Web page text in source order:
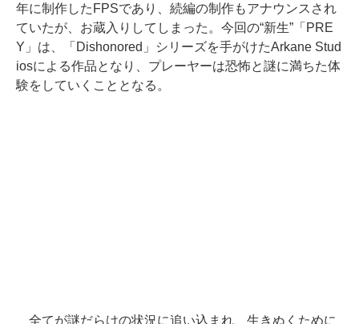
年に制作したFPSであり、続編の制作もアナウンスされ
ていたが、お蔵入りしてしまった。今回の“新生”「PRE
Y」は、「Dishonored」シリーズを手がけたArkane Stud
iosによる作品となり、プレーヤーは恐怖と謎に満ちた体
験をしていくこととなる。
全てが謎だらけの状況に追い込まれ、生きぬくために